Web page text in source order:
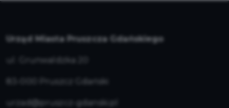
Urząd Miasta Pruszcza Gdańskiego
ul. Grunwaldzka 20
83-000 Pruszcz Gdański
urzad@pruszcz-gdanski.pl